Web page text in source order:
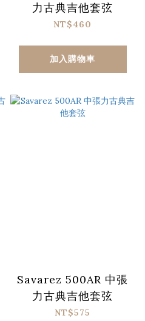
力古典吉他套弦
NT$460
加入購物車
Savarez 500AR 中張
力古典吉他套弦
NT$575